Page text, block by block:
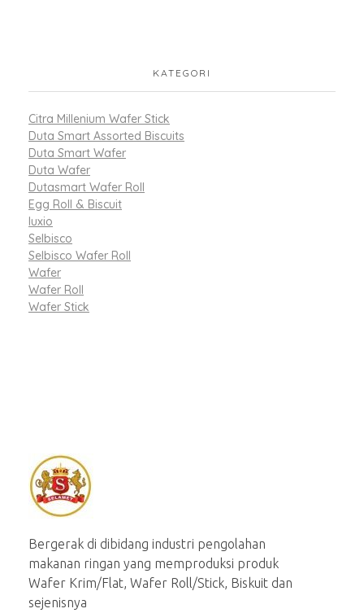
KATEGORI
Citra Millenium Wafer Stick
Duta Smart Assorted Biscuits
Duta Smart Wafer
Duta Wafer
Dutasmart Wafer Roll
Egg Roll & Biscuit
luxio
Selbisco
Selbisco Wafer Roll
Wafer
Wafer Roll
Wafer Stick
Bergerak di dibidang industri pengolahan
makanan ringan yang memproduksi produk
Wafer Krim/Flat, Wafer Roll/Stick, Biskuit dan
sejenisnya